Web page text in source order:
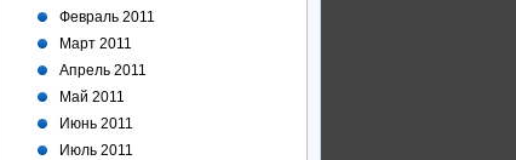
Февраль 2011
Март 2011
Апрель 2011
Май 2011
Июнь 2011
Июль 2011